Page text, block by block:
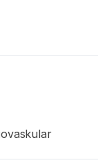
Indonesia